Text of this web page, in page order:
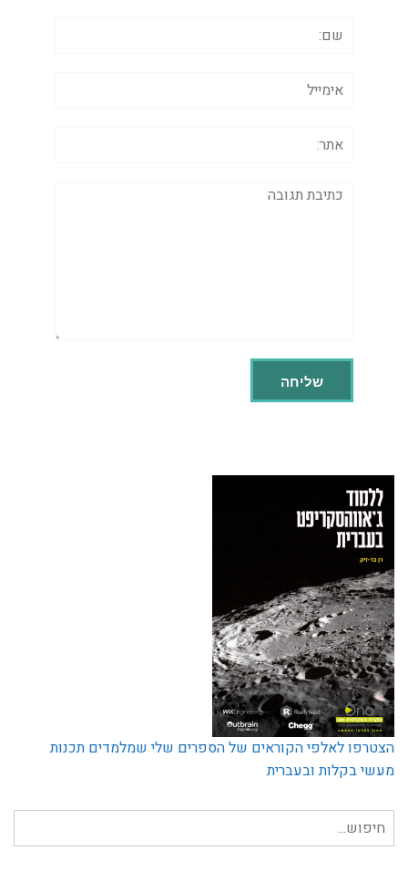
תגובה
הצטרפו לאלפי הקוראים של הספרים שלי שמלמדים תכנות
מעשי בקלות ובעברית
חיפוש
עבור: